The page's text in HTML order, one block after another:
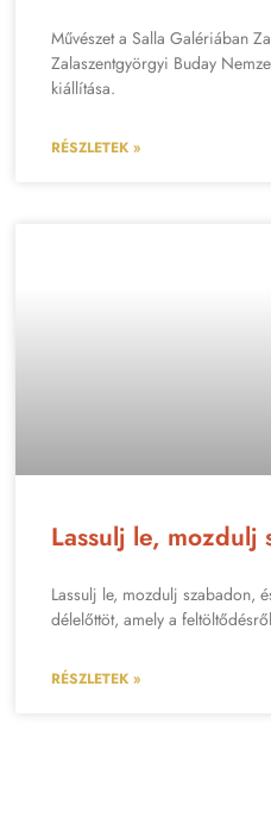
Művészet a Salla Galériában
Zalaszentgyörgyi Buday
kiállítása.
RÉSZLETEK »
Lassulj le, mozdulj
Lassulj le, mozdulj szabadon,
délelőttöt, amely a
RÉSZLETEK »